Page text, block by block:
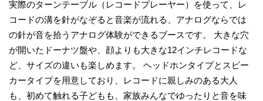
実際のターンテーブル（レコードプレーヤー）を使って、レ
コードの溝を針がなぞると音楽が流れる、アナログならでは
の針が音を拾うアナログ体験ができるブースです。 大きな穴
が開いたドーナツ盤や、顔よりも大きな12インチレコードな
ど、サイズの違いも楽しめます。 ヘッドホンタイプとスピー
カータイプを用意しており、レコードに親しみのある大人
も、初めて触れる子どもも、家族みんなでゆったりと音を味